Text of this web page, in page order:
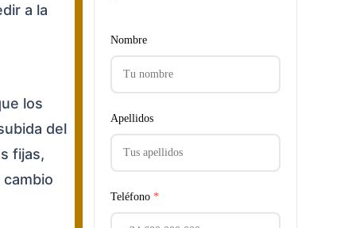
a la
los
del
fijas,
Nombre
Apellidos
Teléfono *